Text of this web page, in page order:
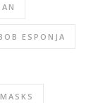
ESPONJA